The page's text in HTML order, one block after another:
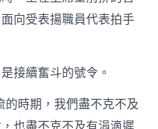
向受表揚職員代表拍手
接續奮斗的號令。
的時期，我們盡不克不及